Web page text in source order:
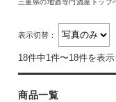
三重県の地酒専門酒屋トップ
表示切替：
18件中1件〜18件を表示
商品一覧